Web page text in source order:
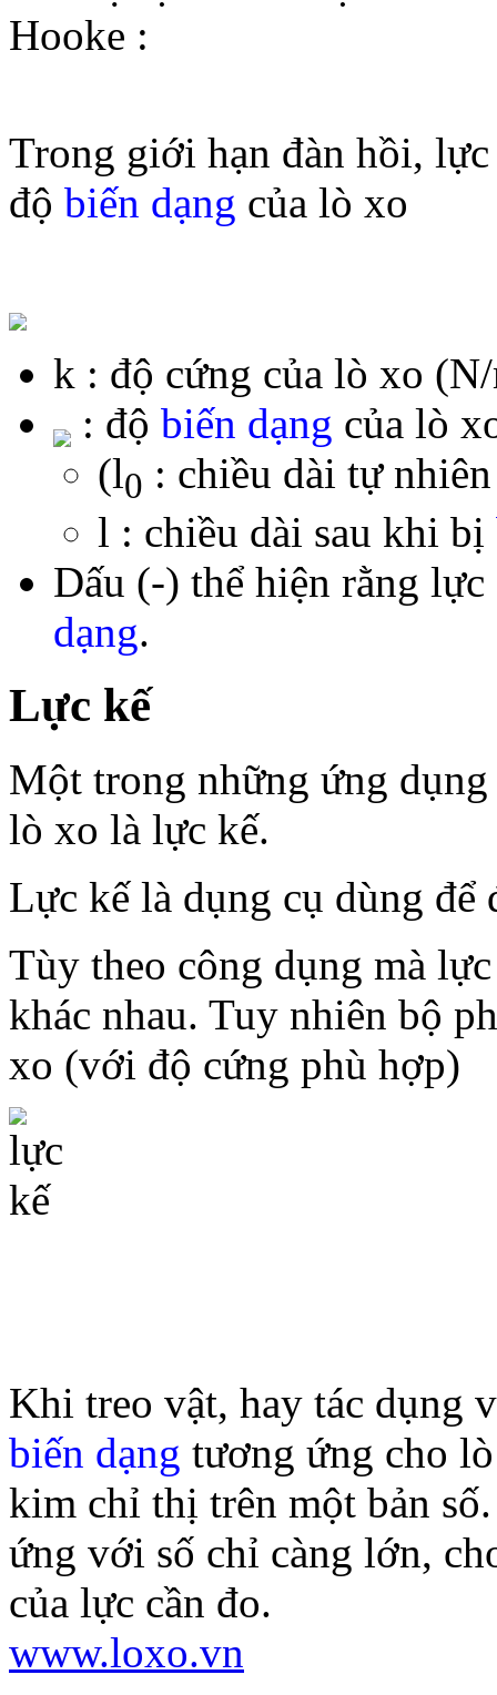
Hooke :
Trong giới hạn đàn hồi,
độ biến dạng của lò xo
k : độ cứng của lò xo
: độ biến dạng của lò
(l0 : chiều dài tự
l : chiều dài sau khi bị
Dấu (-) thể hiện rằng
dạng.
Lực kế
Một trong những ứng
lò xo là lực kế.
Lực kế là dụng cụ dùng
Tùy theo công dụng mà
khác nhau. Tuy nhiên bộ
xo (với độ cứng phù hợp)
Khi treo vật, hay tác dụng
biến dạng tương ứng cho
kim chỉ thị trên một bản
ứng với số chỉ càng lớn,
của lực cần đo.
www.loxo.vn